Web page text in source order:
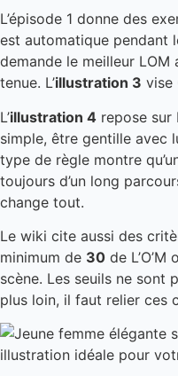
L’épisode 1 donne des
est automatique pendant
demande le meilleur
tenue. L’illustration 3 vise
L’illustration 4 repose sur
simple, être gentille avec
type de règle montre
toujours d’un long
change tout.
Le wiki cite aussi des
minimum de 30 de
scène. Les seuils ne sont
plus loin, il faut relier ces